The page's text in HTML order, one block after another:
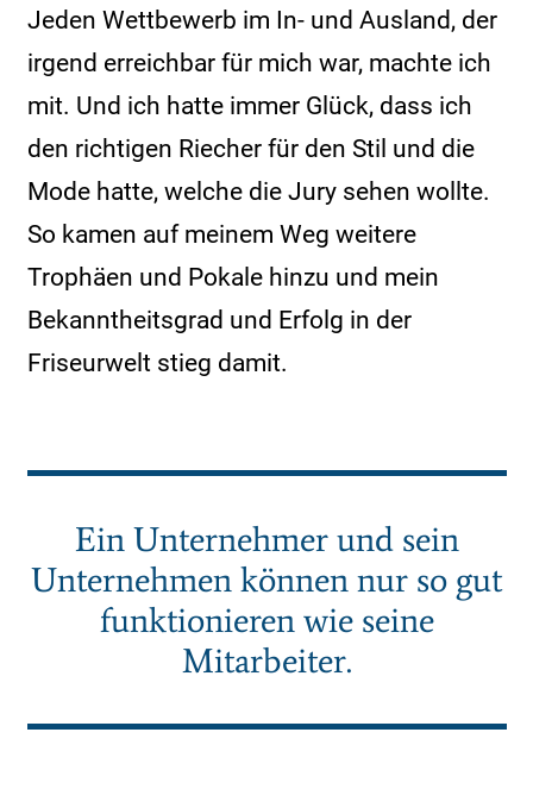
Jeden Wettbewerb im In- und Ausland, der
irgend erreichbar für mich war, machte ich
mit. Und ich hatte immer Glück, dass ich
den richtigen Riecher für den Stil und die
Mode hatte, welche die Jury sehen wollte.
So kamen auf meinem Weg weitere
Trophäen und Pokale hinzu und mein
Bekanntheitsgrad und Erfolg in der
Friseurwelt stieg damit.
Ein Unternehmer und sein
Unternehmen können nur so gut
funktionieren wie seine
Mitarbeiter.